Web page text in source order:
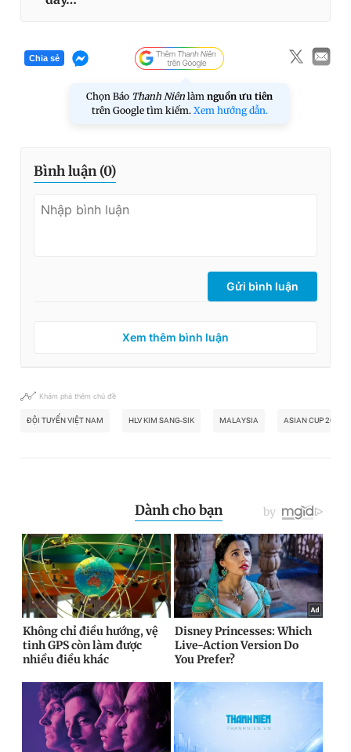
Chia sẻ
Chọn Báo Thanh Niên làm nguồn ưu tiên
trên Google tìm kiếm. Xem hướng dẫn.
Bình luận (0)
Gửi bình luận
Xem thêm bình luận
Khám phá thêm chủ đề
ĐỘI TUYỂN VIỆT NAM HLV KIM SANG-SIK MALAYSIA ASIAN CUP 2027